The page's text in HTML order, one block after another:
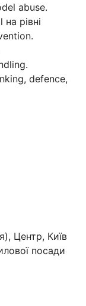
abuse.
рівні
defence,
Центр, Київ
посади